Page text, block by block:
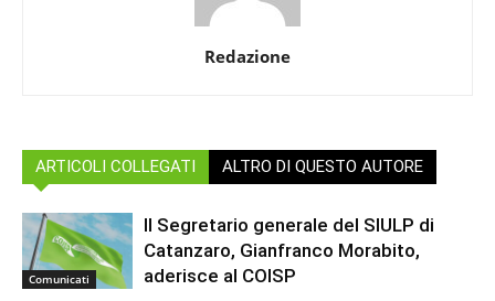
Redazione
ARTICOLI COLLEGATI ALTRO DI QUESTO AUTORE
Comunicati
Il Segretario generale del SIULP di
Catanzaro, Gianfranco Morabito,
aderisce al COISP